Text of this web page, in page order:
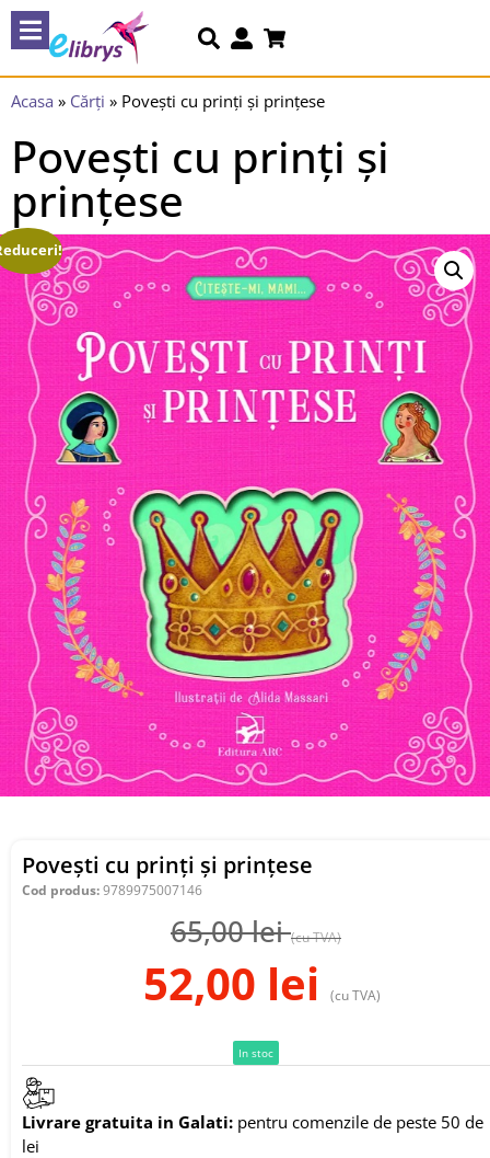
Acasa » Cărți » Povești cu prinți și prințese
Povești cu prinți și
prințese
Povești cu prinți și prințese
Cod produs:9789975007146
65,00lei (cu TVA)
52,00 lei (cu TVA)
In stoc
Livrare gratuita in Galati: pentru comenzile de peste 50 de
lei